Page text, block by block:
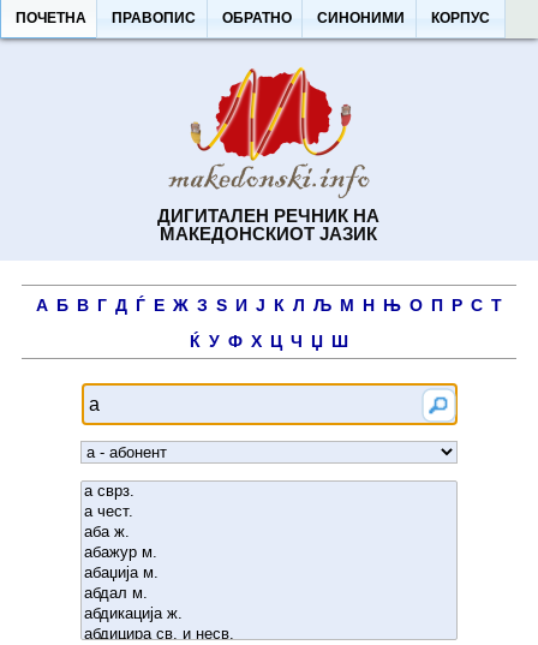
ДИГИТАЛЕН РЕЧНИК НА
МАКЕДОНСКИОТ ЈАЗИК
ПОЧЕТНА ПРАВОПИС ОБРАТНО СИНОНИМИ КОРПУС
А Б В Г Д Ѓ Е Ж З Ѕ И Ј К Л Љ М Н Њ О П Р С Т
Ќ У Ф Х Ц Ч Џ Ш